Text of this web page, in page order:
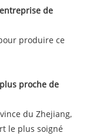
de
produire ce
proche de
du Zhejiang,
le plus soigné